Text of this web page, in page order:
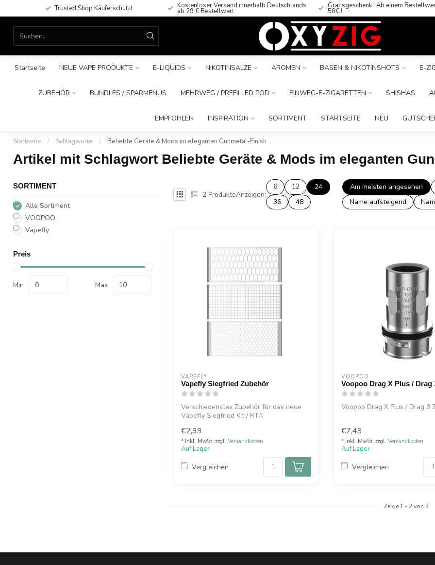
Trusted Shop Käuferschutz! Kostenloser Versand innerhalb Deutschlands
ab 29 € Bestellwert
Gratisgeschenk ! Ab einem
50€ !
Startseite NEUE VAPE PRODUKTE E-LIQUIDS NIKOTINSALZE AROMEN BASEN & NIKOTINSHOTS E-
ZUBEHÖR BUNDLES / SPARMENÜS MEHRWEG / PREFILLED POD EINWEG-E-ZIGARETTEN SHISHAS
EMPFOHLEN INSPIRATION SORTIMENT STARTSEITE NEU
Startseite / Schlagworte / Beliebte Geräte & Mods im eleganten Gunmetal-Finish
Artikel mit Schlagwort Beliebte Geräte & Mods im eleganten
SORTIMENT
Alle Sortiment
VOOPOO
Vapefly
Preis
Min Max
2 ProdukteAnzeigen:
6 12
24
36
48
Am meisten angesehen
Name aufsteigend
VAPEFLY
Vapefly Siegfried Zubehör
Verschiedenstes Zubehör für das neue
Vapefly Siegfried Kit / RTA
€2,99
* Inkl. MwSt. zzgl. Versandkosten
Auf Lager
Vergleichen
VOOPOO
Voopoo Drag X Plus / Drag
Voopoo Drag X Plus / Drag 3
€7,49
* Inkl. MwSt. zzgl. Versandkosten
Auf Lager
Vergleichen
Zeige 1 - 2von 2